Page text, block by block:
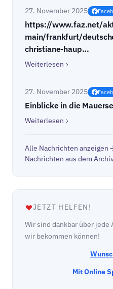
27. November 2025
https://www.faz.net/
main/frankfurt/
christiane-haup...
Weiterlesen
27. November 2025
Einblicke in die
Weiterlesen
Alle Nachrichten anzeigen
Nachrichten aus dem
JETZT HELFEN!
Wir sind dankbar über
wir bekommen können!
Mit Online